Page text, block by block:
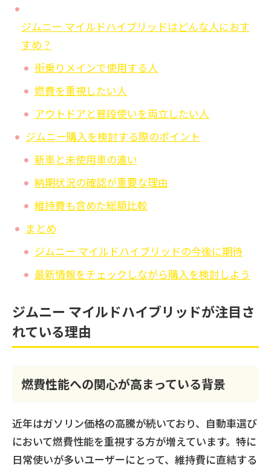
ジムニー マイルドハイブリッドはどんな人におす
すめ？
街乗りメインで使用する人
燃費を重視したい人
アウトドアと普段使いを両立したい人
ジムニー購入を検討する際のポイント
新車と未使用車の違い
納期状況の確認が重要な理由
維持費も含めた総額比較
まとめ
ジムニー マイルドハイブリッドの今後に期待
最新情報をチェックしながら購入を検討しよう
ジムニー マイルドハイブリッドが注目さ
れている理由
燃費性能への関心が高まっている背景
近年はガソリン価格の高騰が続いており、自動車選び
において燃費性能を重視する方が増えています。特に
日常使いが多いユーザーにとって、維持費に直結する